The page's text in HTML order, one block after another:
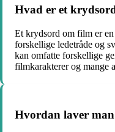
Hvad er et
Et krydsord om film er
forskellige ledetråde og
kan omfatte forskellige
filmkarakterer og mange
Hvordan laver